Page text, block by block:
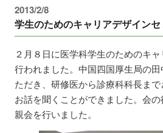
2013/2/8
学生のためのキャリアデザイン
２月８日に医学科学生のためのキ
行われました。中国四国厚生局の
ただき、研修医から診療科科長ま
お話を聞くことができました。会
親会を行いました。